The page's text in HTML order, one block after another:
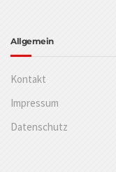
Allgemein
Kontakt
Impressum
Datenschutz